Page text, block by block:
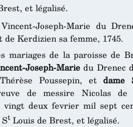
et légalisé.
Joseph-Marie du
Kerdizien sa femme, 1745.
mariages de la paroisse de
Joseph-Mariedu Drenec
Poussepin, etdame
de messire Nicolas de
vingt deux fevrier mil sept
tLouis de Brest, et légalisé.